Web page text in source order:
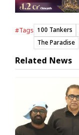
#Tags 100 Tankers
The Paradise
Related News